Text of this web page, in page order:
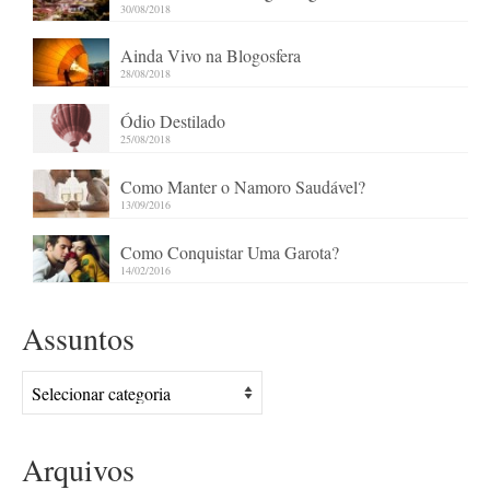
30/08/2018
Ainda Vivo na Blogosfera
28/08/2018
Ódio Destilado
25/08/2018
Como Manter o Namoro Saudável?
13/09/2016
Como Conquistar Uma Garota?
14/02/2016
Assuntos
Assuntos
Arquivos